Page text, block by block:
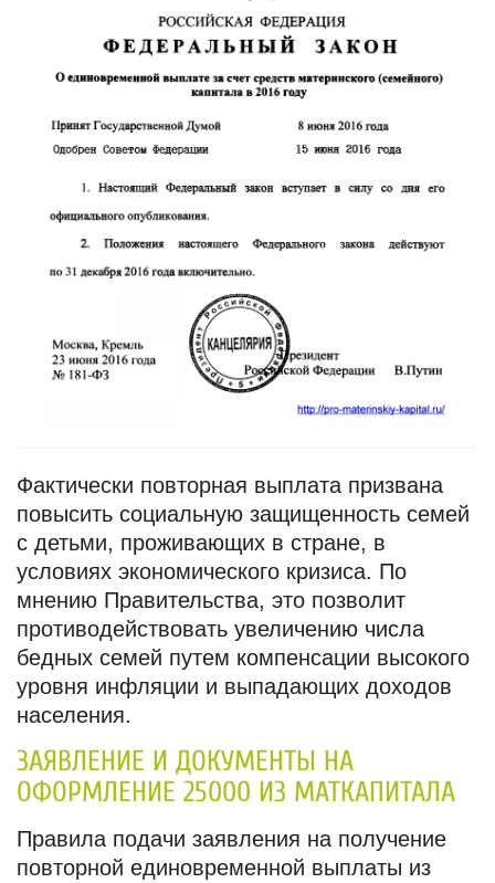
Фактически повторная выплата призвана
повысить социальную защищенность семей
с детьми, проживающих в стране, в
условиях экономического кризиса. По
мнению Правительства, это позволит
противодействовать увеличению числа
бедных семей путем компенсации высокого
уровня инфляции и выпадающих доходов
населения.
ЗАЯВЛЕНИЕ И ДОКУМЕНТЫ НА
ОФОРМЛЕНИЕ 25000 ИЗ МАТКАПИТАЛА
Правила подачи заявления на получение
повторной единовременной выплаты из